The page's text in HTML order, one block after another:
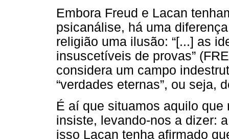
Embora Freud e Lacan
psicanálise, há uma
religião uma ilusão: “[...] as
insuscetíveis de provas”
considera um campo
“verdades eternas”, ou seja,
É aí que situamos aquilo
insiste, levando-nos a dizer:
isso Lacan tenha afirmado